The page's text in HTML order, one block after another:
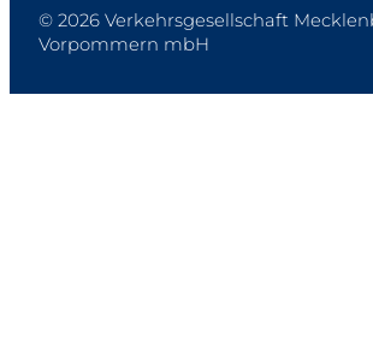
© 2026 Verkehrsgesellschaft
Vorpommern mbH